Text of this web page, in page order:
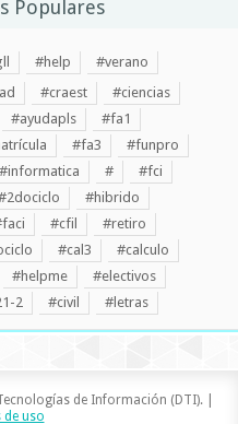
Populares
#help
#verano
#craest
#ciencias
#ayudapls
#fa1
#fa3
#funpro
#informatica #
#fci
#hibrido
#cfil
#retiro
#cal3
#calculo
#helpme
#electivos
2 #civil #letras
de Información (DTI). |
de uso